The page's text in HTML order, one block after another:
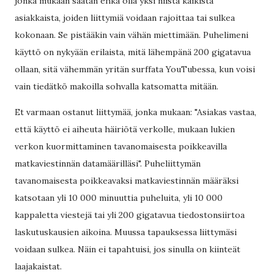
asiakkaista, joiden liittymiä voidaan rajoittaa tai sulkea
kokonaan. Se pistääkin vain vähän miettimään. Puhelimeni
käyttö on nykyään erilaista, mitä lähempänä 200 gigatavua
ollaan, sitä vähemmän yritän surffata YouTubessa, kun voisi
vain tiedätkö makoilla sohvalla katsomatta mitään.
Et varmaan ostanut liittymää, jonka mukaan: "Asiakas vastaa,
että käyttö ei aiheuta häiriötä verkolle, mukaan lukien
verkon kuormittaminen tavanomaisesta poikkeavilla
matkaviestinnän datamäärilläsi". Puheliittymän
tavanomaisesta poikkeavaksi matkaviestinnän määräksi
katsotaan yli 10 000 minuuttia puheluita, yli 10 000
kappaletta viestejä tai yli 200 gigatavua tiedostonsiirtoa
laskutuskausien aikoina. Muussa tapauksessa liittymäsi
voidaan sulkea. Näin ei tapahtuisi, jos sinulla on kiinteät
laajakaistat.